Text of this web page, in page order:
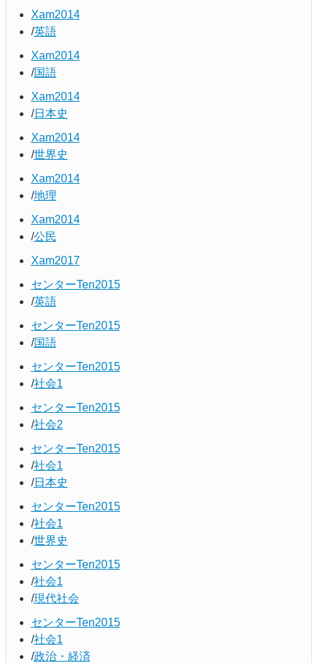
Xam2014
英語
Xam2014
国語
Xam2014
日本史
Xam2014
世界史
Xam2014
地理
Xam2014
公民
Xam2017
センターTen2015
英語
センターTen2015
国語
センターTen2015
社会1
センターTen2015
社会2
センターTen2015
社会1
日本史
センターTen2015
社会1
世界史
センターTen2015
社会1
現代社会
センターTen2015
社会1
政治・経済